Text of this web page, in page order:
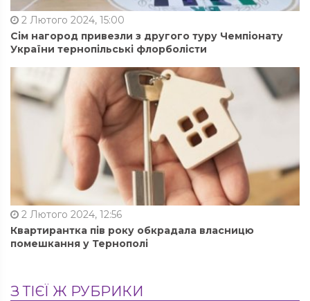
2 Лютого 2024, 15:00
Сім нагород привезли з другого туру Чемпіонату
України тернопільські флорболісти
2 Лютого 2024, 12:56
Квартирантка пів року обкрадала власницю
помешкання у Тернополі
З ТІЄЇ Ж РУБРИКИ